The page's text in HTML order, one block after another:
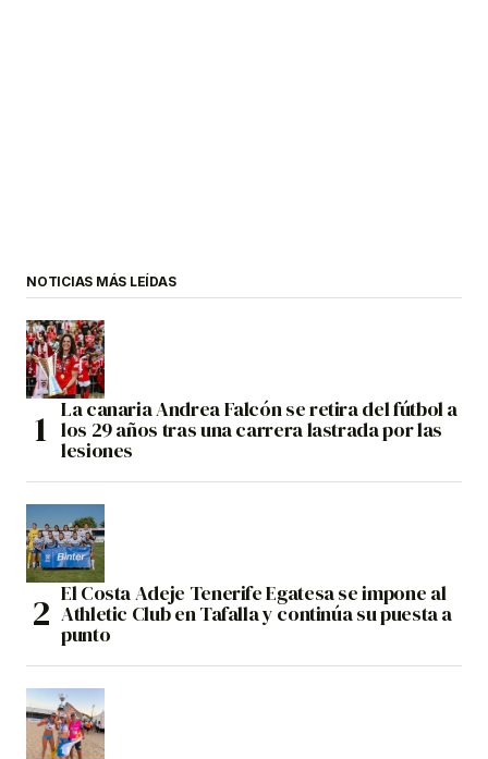
NOTICIAS MÁS LEÍDAS
La canaria Andrea Falcón se retira del fútbol a
los 29 años tras una carrera lastrada por las
lesiones
El Costa Adeje Tenerife Egatesa se impone al
Athletic Club en Tafalla y continúa su puesta a
punto